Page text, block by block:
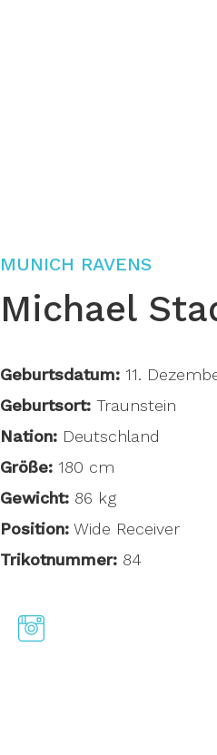
MUNICH RAVENS
Michael
Geburtsdatum:11.
Geburtsort:Traunstein
Nation: Deutschland
Größe: 180 cm
Gewicht: 86 kg
Position: Wide Receiver
Trikotnummer: 84